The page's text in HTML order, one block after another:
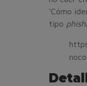
‘Cómo
tipo